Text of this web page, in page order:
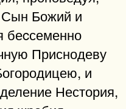
Сын Божий и
беcсеменно
Приснодеву
и
Нестория,